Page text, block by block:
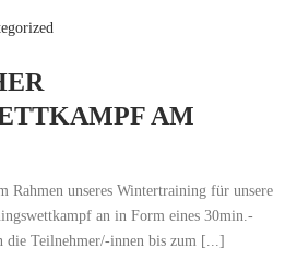
AM
Rahmen unseres Wintertraining für unsere
an in Form eines 30min.-
die Teilnehmer/-innen bis zum [...]